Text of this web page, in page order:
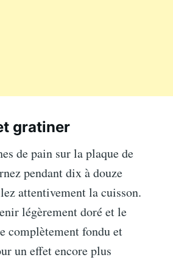
gratiner
de pain sur la plaque de
pendant dix à douze
attentivement la cuisson.
légèrement doré et le
complètement fondu et
un effet encore plus